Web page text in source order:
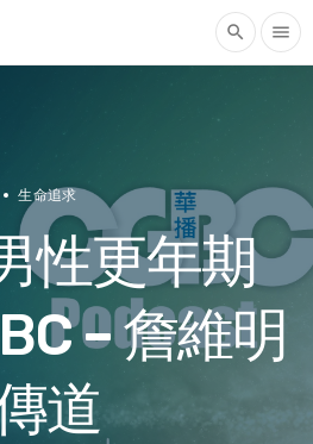
search menu
生命追求
性更年期
– 詹維明
道